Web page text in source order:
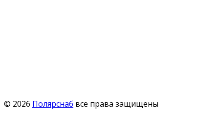
© 2026 Полярснаб все права защищены